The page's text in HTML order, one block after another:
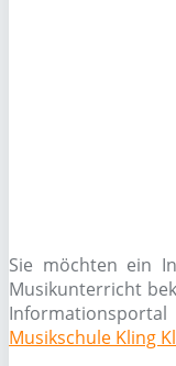
Sie möchten ein
Musikunterricht
Musikschule Kling